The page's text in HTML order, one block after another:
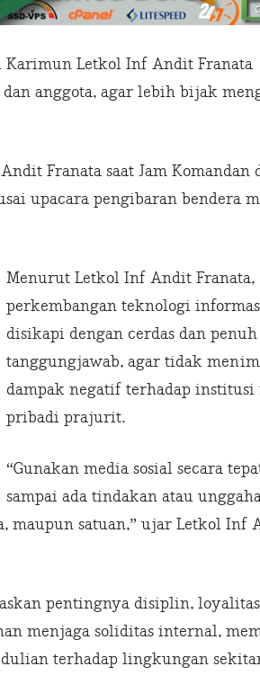
Karimun Letkol Inf Andit Franata
anggota, agar lebih bijak
Franata saat Jam Komandan
upacara pengibaran bendera
Menurut Letkol Inf Andit Franata,
perkembangan teknologi
disikapi dengan cerdas dan penuh
tanggungjawab, agar tidak
dampak negatif terhadap institusi
pribadi prajurit.
“Gunakan media sosial secara
sampai ada tindakan atau
maupun satuan,” ujar Letkol Inf
pentingnya disiplin,
menjaga soliditas internal,
terhadap lingkungan